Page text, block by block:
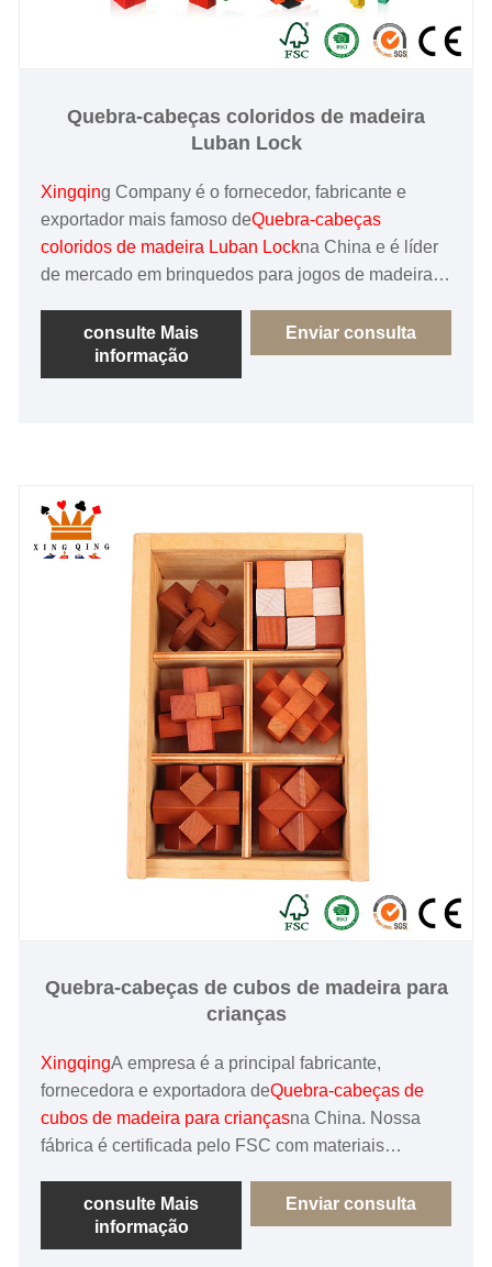
Quebra-cabeças coloridos de madeira
Luban Lock
Xingqing Company é o fornecedor, fabricante e
exportador mais famoso deQuebra-cabeças
coloridos de madeira Luban Lockna China e é líder
de mercado em brinquedos para jogos de madeira.
são ecologicamente corretos. Estamos
comprometidos em alcançar 100% de satisfação de
cada cliente e produzir produtos de alta qualidade.
consulte Mais
informação
Enviar consulta
Quebra-cabeças de cubos de madeira para
crianças
XingqingA empresa é a principal fabricante,
fornecedora e exportadora deQuebra-cabeças de
cubos de madeira para criançasna China. Nossa
fábrica é certificada pelo FSC com materiais
cooperativa de Lego e Disney na China.
Forneceremos aos clientes o serviço mais
profissional e entusiástico e produtos de alta
consulte Mais
informação
Enviar consulta